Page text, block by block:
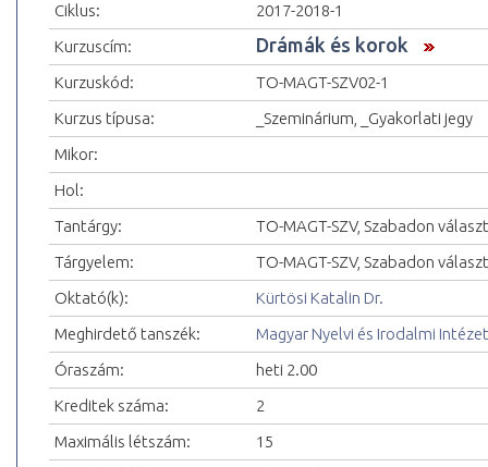
Ciklus:
2017-2018-1
Kurzuscím:
Drámák és korok
Kurzuskód:
TO-MAGT-SZV02-1
Kurzus típusa:
_Szeminárium, _Gyakorlati jegy
Mikor:
Hol:
Tantárgy:
TO-MAGT-SZV, Szabadon
Tárgyelem:
TO-MAGT-SZV, Szabadon
Oktató(k):
Kürtösi Katalin Dr.
Meghirdető tanszék:
Magyar Nyelvi és Irodalmi Intézet
Óraszám:
heti 2.00
Kreditek száma:
2
Maximális létszám:
15